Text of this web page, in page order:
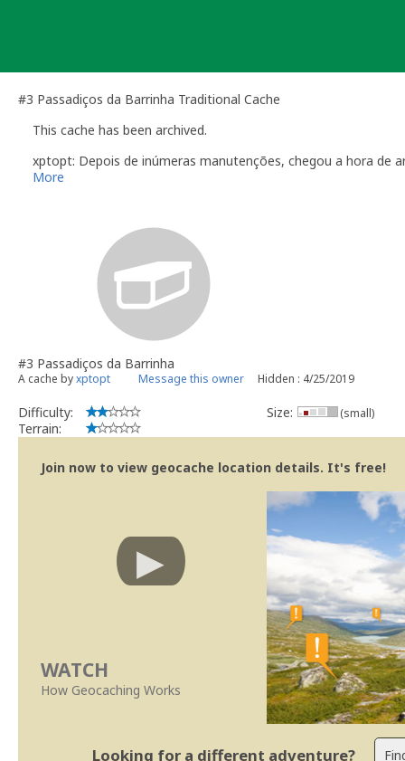
#3 Passadiços da Barrinha Traditional Cache
This cache has been archived.
xptopt: Depois de inúmeras manutenções, chegou a hora de
More
#3 Passadiços da Barrinha
A cache byxptopt Message this owner Hidden : 4/25/2019
Difficulty:
Terrain:
Size: (small)
Join now to view geocache location details. It's free!
WATCH
How Geocaching Works
Looking for a different adventure?